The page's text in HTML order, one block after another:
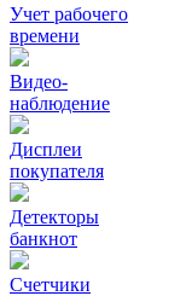
Учет рабочего
времени
Видео‑
наблюдение
Дисплеи
покупателя
Детекторы
банкнот
Счетчики